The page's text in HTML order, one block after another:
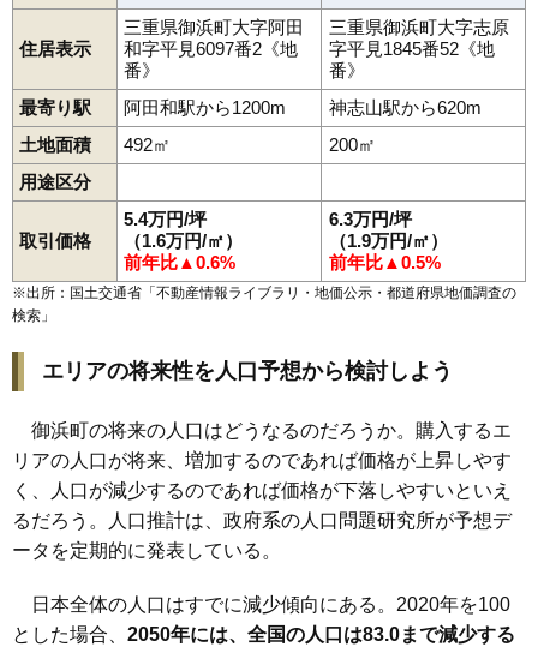
住居表示
三重県御浜町大字阿田
和字平見6097番2《地
番》
三重県御浜町大字志原
字平見1845番52《地
番》
最寄り駅
阿田和駅から1200m
神志山駅から620m
土地面積
492㎡
200㎡
用途区分
取引価格
5.4万円/坪
（1.6万円/㎡）
前年比▲0.6%
6.3万円/坪
（1.9万円/㎡）
前年比▲0.5%
※出所：国土交通省「 不動産情報ライブラリ・地価公示・都道府県地価調査の
検索 」
エリアの将来性を人口予想から検討しよう
御浜町の将来の人口はどうなるのだろうか。購入するエ
リアの人口が将来、増加するのであれば価格が上昇しやす
く、人口が減少するのであれば価格が下落しやすいといえ
るだろう。人口推計は、政府系の人口問題研究所が予想デ
ータを定期的に発表している。
日本全体の人口はすでに減少傾向にある。2020年を100
とした場合、 2050年には、全国の人口は83.0まで減少する